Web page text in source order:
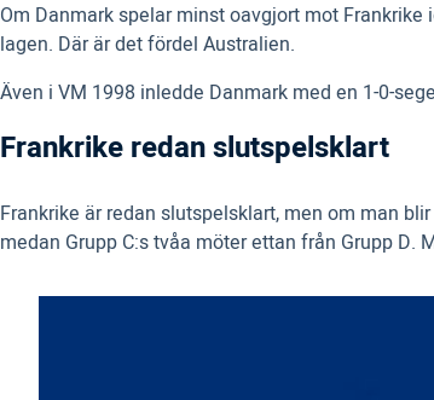
Om Danmark spelar minst oavgjort mot
lagen. Där är det fördel Australien.
Även i VM 1998 inledde Danmark med en 1-0-
Frankrike redan slutspelsklart
Frankrike är redan slutspelsklart, men om man
medan Grupp C:s tvåa möter ettan från Grupp